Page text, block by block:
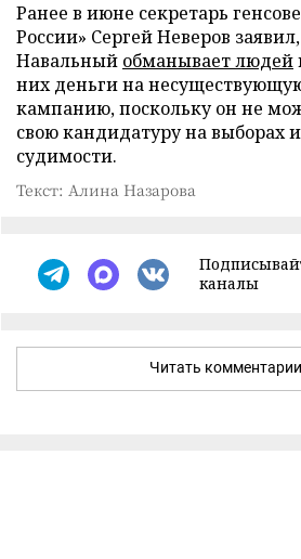
Ранее в июне секретарь
России» Сергей Неверов
Навальный обманывает людей
них деньги на
кампанию, поскольку он не
свою кандидатуру на выборах
судимости.
Текст: Алина Назарова
каналы
Читать комментарии